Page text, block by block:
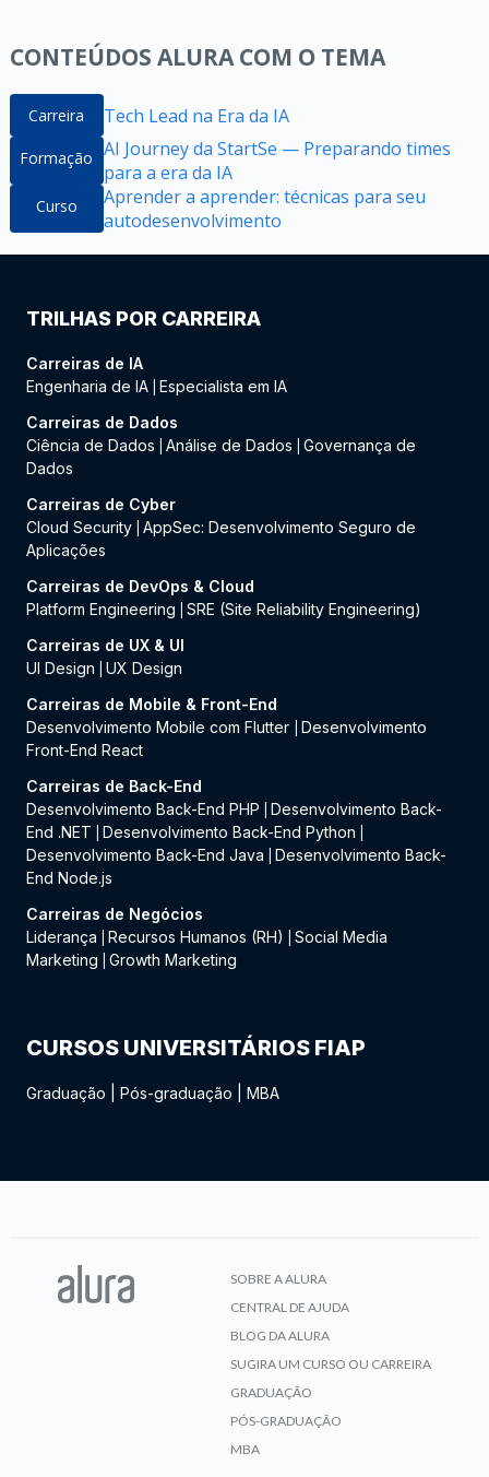
CONTEÚDOS ALURA COM O TEMA
Carreira Tech Lead na Era da IA
Formação AI Journey da StartSe — Preparando times
para a era da IA
Curso
Aprender a aprender: técnicas para seu
autodesenvolvimento
TRILHAS POR CARREIRA
Carreiras de IA
Engenharia de IA Especialista em IA
Carreiras de Dados
Ciência de Dados
Análise de Dados
Governança de
Dados
Carreiras de Cyber
Cloud Security AppSec: Desenvolvimento Seguro de
Aplicações
Carreiras de DevOps & Cloud
Platform Engineering
SRE (Site Reliability Engineering)
Carreiras de UX & UI
UI Design
UX Design
Carreiras de Mobile & Front-End
Desenvolvimento Mobile com Flutter
Desenvolvimento
Front-End React
Carreiras de Back-End
Desenvolvimento Back-End PHP
Desenvolvimento Back-
End .NET
Desenvolvimento Back-End Python
Desenvolvimento Back-End Java
Desenvolvimento Back-
End Node.js
Carreiras de Negócios
Liderança
Recursos Humanos (RH)
Social Media
Marketing
Growth Marketing
CURSOS UNIVERSITÁRIOS FIAP
Graduação Pós-graduação MBA
SOBRE A ALURA
CENTRAL DE AJUDA
BLOG DA ALURA
SUGIRA UM CURSO OU CARREIRA
GRADUAÇÃO
PÓS-GRADUAÇÃO
MBA